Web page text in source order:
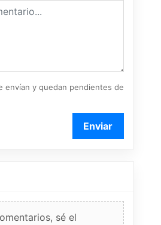
envían y quedan pendientes de
Enviar
sé el